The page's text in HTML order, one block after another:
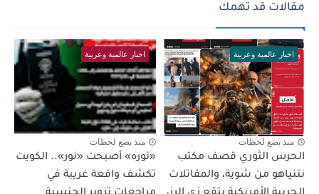
مقالات قد تهمك
اخبار عالمية وعربية
منذ بضع لحظات
الحرس الثوري قصف مكتب
نتنياهو من شوية، والمقاتلات
اخبار عالمية وعربية
منذ بضع لحظات
«نوره» أصبحت «نور».. الكويت
تكشف واقعة غريبة في